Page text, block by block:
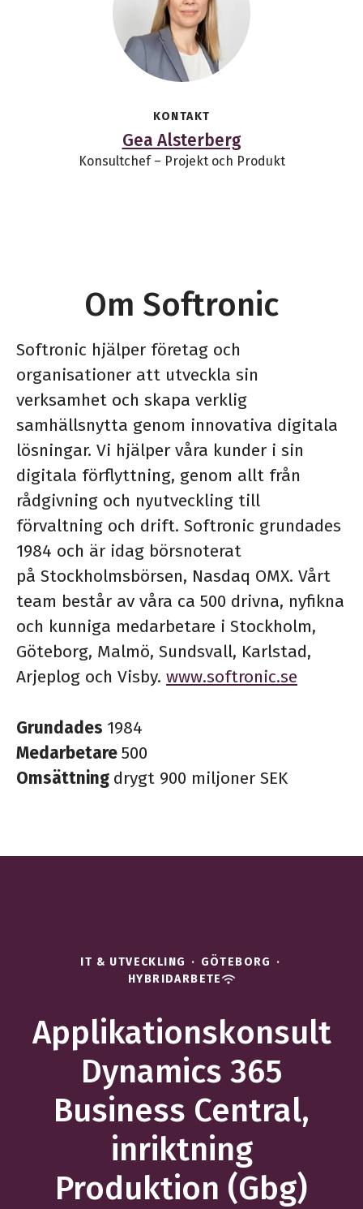
KONTAKT
Gea Alsterberg
Konsultchef – Projekt och Produkt
Om Softronic
Softronic hjälper företag och
organisationer att utveckla sin
verksamhet och skapa verklig
samhällsnytta genom innovativa digitala
lösningar. Vi hjälper våra kunder i sin
digitala förflyttning, genom allt från
rådgivning och nyutveckling till
förvaltning och drift. Softronic grundades
1984 och är idag börsnoterat
på Stockholmsbörsen, Nasdaq OMX. Vårt
team består av våra ca 500 drivna, nyfikna
och kunniga medarbetare i Stockholm,
Göteborg, Malmö, Sundsvall, Karlstad,
Arjeplog och Visby. www.softronic.se
Grundades 1984
Medarbetare500
Omsättning drygt 900 miljoner SEK
IT & UTVECKLING · GÖTEBORG ·
HYBRIDARBETE
Applikationskonsult
Dynamics 365
Business Central,
inriktning
Produktion (Gbg)